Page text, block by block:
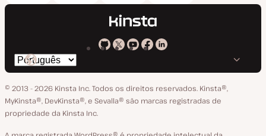
Kinsta
GitHub
Kinsta
X
Kinsta
YouTube
Kinsta
Facebook
Kinsta
LinkedIn
Trocar
o
idioma
© 2013 - 2026 Kinsta Inc. Todos os direitos reservados. Kinsta®‚
MyKinsta®‚ DevKinsta®‚ e Sevalla® são marcas registradas de
propriedade da Kinsta Inc.